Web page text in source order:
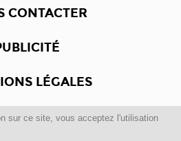
sur ce site, vous acceptez l'utilisation
CONTACTER
LÉGALES
Dewalgo- Tous droits réservés.